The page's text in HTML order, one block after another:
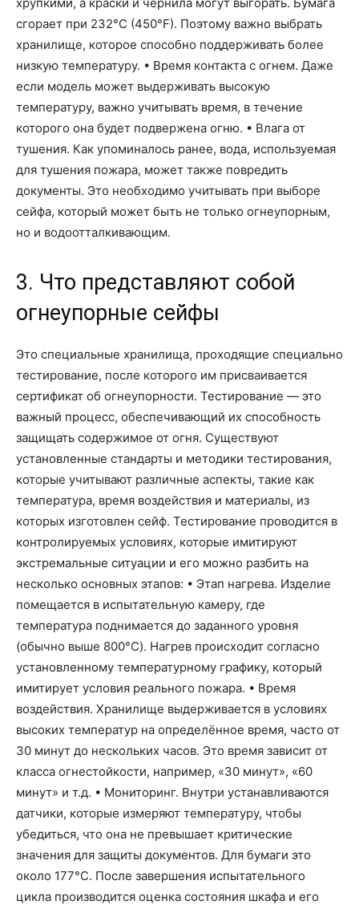
сгорает при 232°C (450°F). Поэтому важно выбрать
хранилище, которое способно поддерживать более
низкую температуру. • Время контакта с огнем. Даже
если модель может выдерживать высокую
температуру, важно учитывать время, в течение
которого она будет подвержена огню. • Влага от
тушения. Как упоминалось ранее, вода, используемая
для тушения пожара, может также повредить
документы. Это необходимо учитывать при выборе
сейфа, который может быть не только огнеупорным,
но и водоотталкивающим.
3. Что представляют собой
огнеупорные сейфы
Это специальные хранилища, проходящие специально
тестирование, после которого им присваивается
сертификат об огнеупорности. Тестирование — это
важный процесс, обеспечивающий их способность
защищать содержимое от огня. Существуют
установленные стандарты и методики тестирования,
которые учитывают различные аспекты, такие как
температура, время воздействия и материалы, из
которых изготовлен сейф. Тестирование проводится в
контролируемых условиях, которые имитируют
экстремальные ситуации и его можно разбить на
несколько основных этапов: • Этап нагрева. Изделие
помещается в испытательную камеру, где
температура поднимается до заданного уровня
(обычно выше 800°C). Нагрев происходит согласно
установленному температурному графику, который
имитирует условия реального пожара. • Время
воздействия. Хранилище выдерживается в условиях
высоких температур на определённое время, часто от
30 минут до нескольких часов. Это время зависит от
класса огнестойкости, например, «30 минут», «60
минут» и т.д. • Мониторинг. Внутри устанавливаются
датчики, которые измеряют температуру, чтобы
убедиться, что она не превышает критические
значения для защиты документов. Для бумаги это
около 177°C. После завершения испытательного
цикла производится оценка состояния шкафа и его